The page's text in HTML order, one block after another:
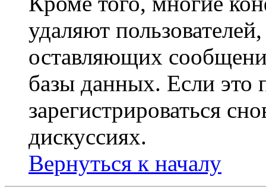
удаляют
оставляющих
базы данных. Если это
зарегистрироваться
дискуссиях.
Вернуться к началу